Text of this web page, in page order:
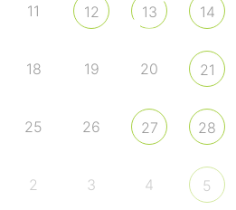
11 12 13 14
18 19 20 21
25 26 27 28
2 3 4 5